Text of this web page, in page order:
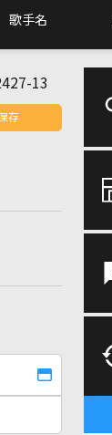
歌手名
13
存